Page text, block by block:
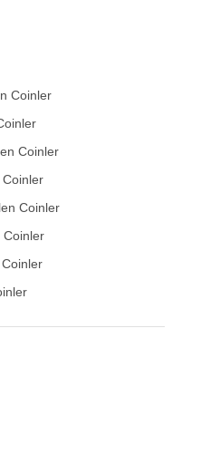
Coinler
Coinler
Coinler
Coinler